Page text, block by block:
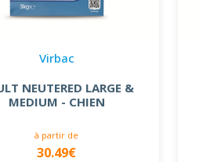
Virbac
NEUTERED LARGE &
MEDIUM - CHIEN
à partir de
30.49€